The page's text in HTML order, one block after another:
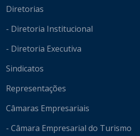
Diretorias
- Diretoria Institucional
- Diretoria Executiva
Sindicatos
Representações
Câmaras Empresariais
- Câmara Empresarial do Turismo